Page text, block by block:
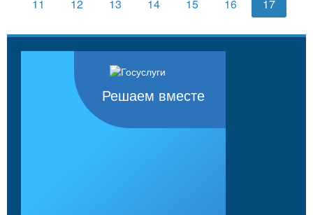
11
12 13 14 15 16 17
Решаем вместе